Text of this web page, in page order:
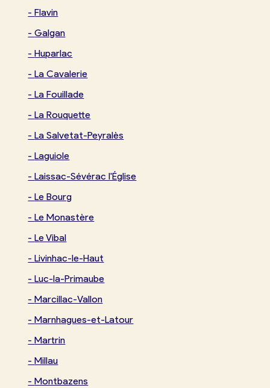
-Flavin
-Galgan
-Huparlac
-La Cavalerie
-La Fouillade
-La Rouquette
-La Salvetat-Peyralès
-Laguiole
-Laissac-Sévérac l'Église
-Le Bourg
-Le Monastère
-Le Vibal
-Livinhac-le-Haut
-Luc-la-Primaube
-Marcillac-Vallon
-Marnhagues-et-Latour
-Martrin
-Millau
-Montbazens